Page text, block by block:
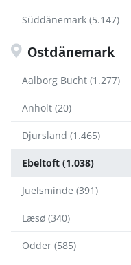
Süddänemark (5.147)
Ostdänemark
Aalborg Bucht (1.277)
Anholt (20)
Djursland (1.465)
Ebeltoft (1.038)
Juelsminde (391)
Læsø (340)
Odder (585)